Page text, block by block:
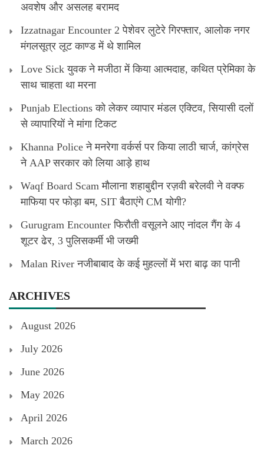
अवशेष और असलह बरामद
Izzatnagar Encounter 2 पेशेवर लुटेरे गिरफ्तार, आलोक नगर
मंगलसूत्र लूट काण्‍ड में थे शामिल
Love Sick युवक ने मजीठा में किया आत्मदाह, कथित प्रेमिका के
साथ चाहता था मरना
Punjab Elections को लेकर व्यापार मंडल एक्टिव, सियासी दलों
से व्यापारियों ने मांगा टिकट
Khanna Police ने मनरेगा वर्कर्स पर किया लाठी चार्ज, कांग्रेस
ने AAP सरकार को लिया आड़े हाथ
Waqf Board Scam मौलाना शहाबुद्दीन रज़वी बरेलवी ने वक्फ
माफिया पर फोड़ा बम, SIT बैठाएंगे CM योगी?
Gurugram Encounter फिरौती वसूलने आए नांदल गैंग के 4
शूटर ढेर, 3 पुलिसकर्मी भी जख्मी
Malan River नजीबाबाद के कई मुहल्लों में भरा बाढ़ का पानी
ARCHIVES
August 2026
July 2026
June 2026
May 2026
April 2026
March 2026